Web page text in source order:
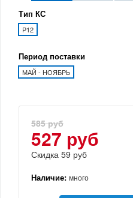
Тип КС
P12
Период поставки
МАЙ - НОЯБРЬ
585 руб
527 руб
Скидка 59 руб
Наличие: много